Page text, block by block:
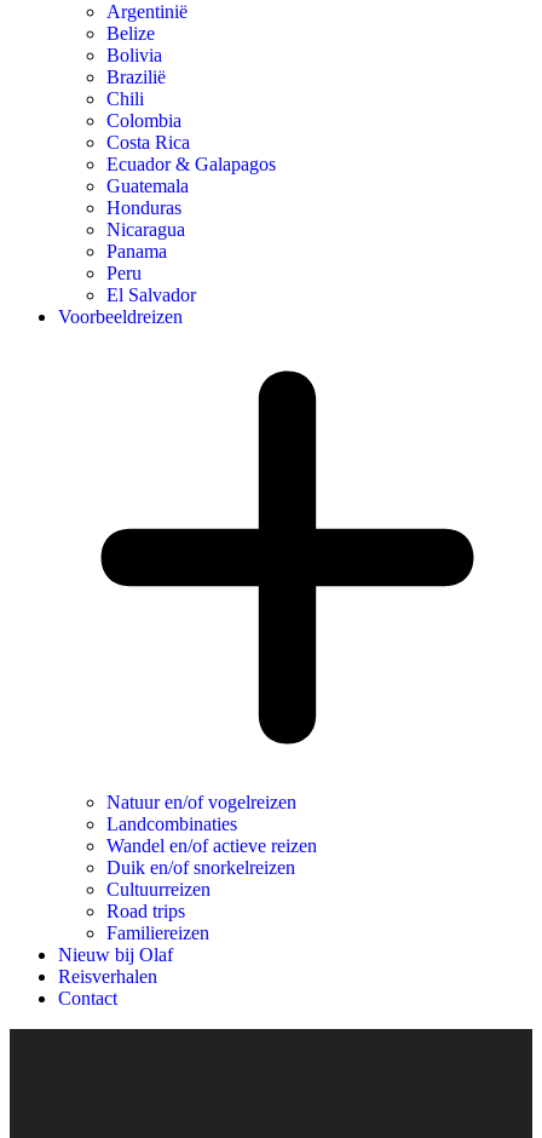
Argentinië
Belize
Bolivia
Brazilië
Chili
Colombia
Costa Rica
Ecuador & Galapagos
Guatemala
Honduras
Nicaragua
Panama
Peru
El Salvador
Voorbeeldreizen
Natuur en/of vogelreizen
Landcombinaties
Wandel en/of actieve reizen
Duik en/of snorkelreizen
Cultuurreizen
Road trips
Familiereizen
Nieuw bij Olaf
Reisverhalen
Contact